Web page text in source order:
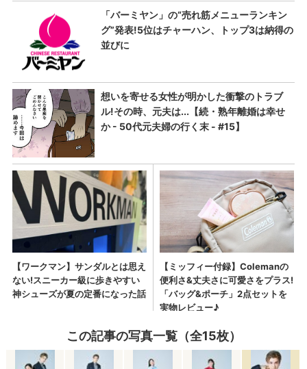
この記事の写真一覧（全15枚）